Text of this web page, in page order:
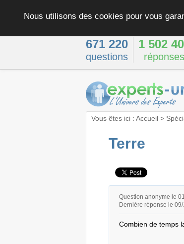
Nous utilisons des cookies pour vous
671 220
questions
1 502
réponses
Vous êtes ici : Accueil>
Terre
Question anonyme le
Dernière réponse le
Combien de temps